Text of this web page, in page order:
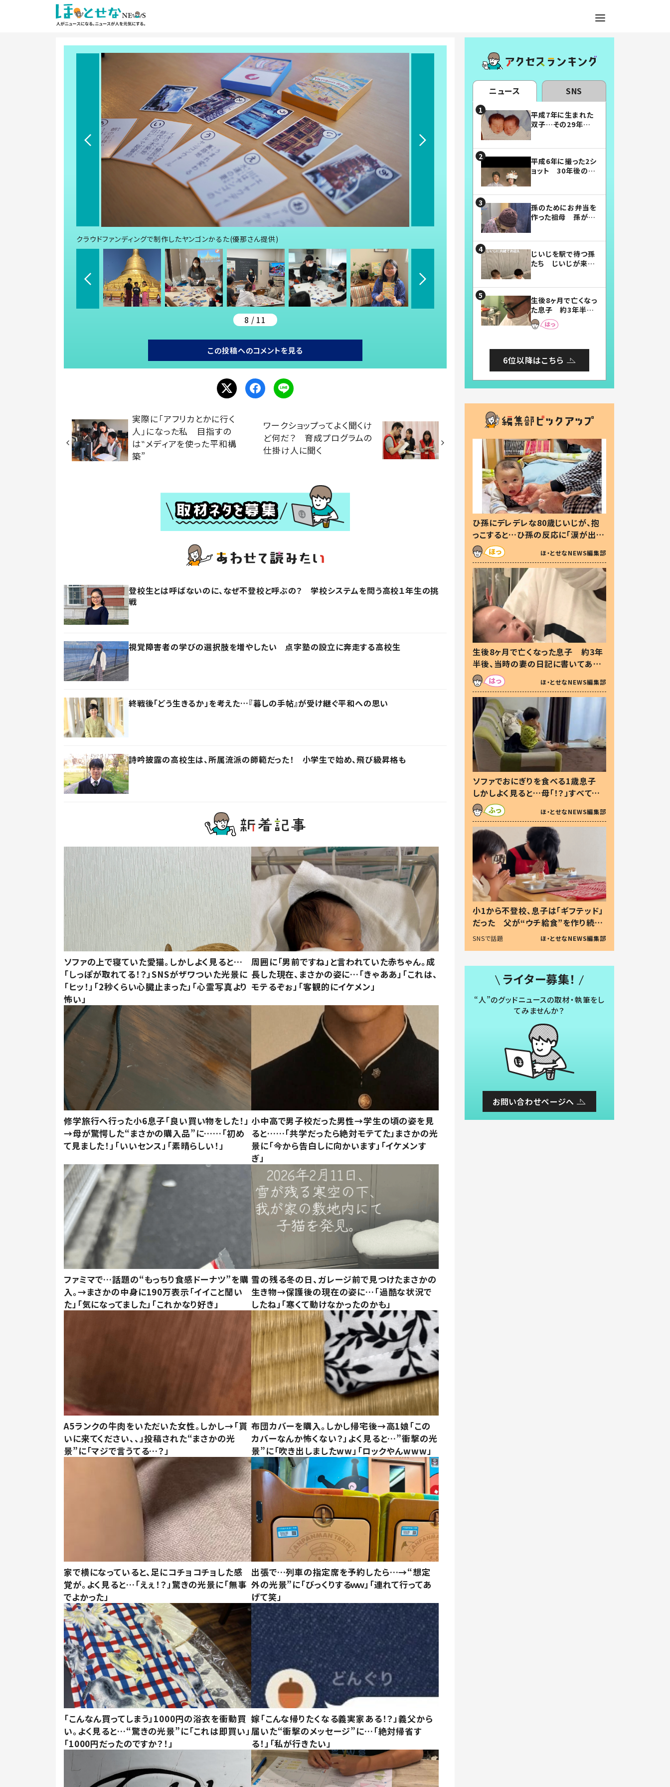
クラウドファンディングで制作したヤンゴンかるた(優那さん提供)
8 / 11
この投稿へのコメントを見る
実際に「アフリカとかに行く
人」になった私 目指すの
は‟メディアを使った平和構
築”
ワークショップってよく聞くけ
ど何だ？ 育成プログラムの
仕掛け人に聞く
登校生とは呼ばないのに、なぜ不登校と呼ぶの？ 学校システムを問う高校１年生の挑
戦
視覚障害者の学びの選択肢を増やしたい 点字塾の設立に奔走する高校生
終戦後「どう生きるか」を考えた…『暮しの手帖』が受け継ぐ平和への思い
詩吟披露の高校生は、所属流派の師範だった！ 小学生で始め、飛び級昇格も
ソファの上で寝ていた愛猫。しかしよく見ると…
「しっぽが取れてる！？」SNSがザワついた光景に
「ヒッ！」「2秒くらい心臓止まった」「心霊写真より
怖い」
周囲に「男前ですね」と言われていた赤ちゃん。成
長した現在、まさかの姿に…「きゃああ」「これは、
モテるぞぉ」「客観的にイケメン」
修学旅行へ行った小6息子「良い買い物をした！」
→母が驚愕した“まさかの購入品”に……「初め
て見ました！」「いいセンス」「素晴らしい！」
小中高で男子校だった男性→学生の頃の姿を見
ると……「共学だったら絶対モテてた」まさかの光
景に「今から告白しに向かいます」「イケメンす
ぎ」
ファミマで…話題の“もっちり食感ドーナツ”を購
入。→まさかの中身に190万表示「イイこと聞い
た」「気になってました」「これかなり好き」
雪の残る冬の日、ガレージ前で見つけたまさかの
生き物→保護後の現在の姿に…「過酷な状況で
したね」「寒くて動けなかったのかも」
A5ランクの牛肉をいただいた女性。しかし→「貰
いに来てください、、」投稿された“まさかの光
景”に「マジで言うてる…？」
布団カバーを購入。しかし帰宅後→高1娘「この
カバーなんか怖くない？」よく見ると…”衝撃の光
景”に「吹き出しましたww」「ロックやんwww」
家で横になっていると、足にコチョコチョした感
覚が。よく見ると…「えぇ！？」驚きの光景に「無事
でよかった」
出張で…列車の指定席を予約したら…→“想定
外の光景”に「びっくりするｗｗ」「連れて行ってあ
げて笑」
「こんなん買ってしまう」1000円の浴衣を衝動買
い。よく見ると…“驚きの光景”に「これは即買い」
「1000円だったのですか？！」
嫁「こんな帰りたくなる義実家ある！？」義父から
届いた“衝撃のメッセージ”に…「絶対帰省す
る！」「私が行きたい」
ニュース SNS
平成7年に生まれた
双子…その29年後
平成6年に撮った2シ
ョット 30年後の姿
孫のためにお弁当を
作った祖母 孫が絶
じいじを駅で待つ孫
たち じいじが来た
まらない」「幸せにな
れる」
生後8ヶ月で亡くなっ
た息子 約3年半
後、当時の妻の日記
に書いてあった本音
6位以降はこちら
ひ孫にデレデレな80歳じいじが、抱
っこすると…ひ孫の反応に「涙が出ま
した」「可愛くて仕方ない」
ほ・とせなNEWS編集部
生後8ヶ月で亡くなった息子 約3年
半後、当時の妻の日記に書いてあっ
た本音とは
ほ・とせなNEWS編集部
ソファでおにぎりを食べる1歳息子
しかしよく見ると…母「！？」すべてを
察した母の投稿に「可愛いから許
す！」「現行犯〜」
ほ・とせなNEWS編集部
小1から不登校、息子は「ギフテッド」
だった 父が“ウチ給食”を作り続け
る理由とは #令和の親 #令和の子
SNSで話題 ほ・とせなNEWS編集部
ライター募集！
“人”のグッドニュースの取材・執筆をし
てみませんか？
お問い合わせページへ